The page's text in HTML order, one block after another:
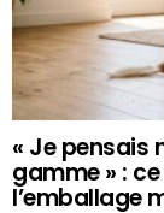
« Je pensais
gamme » :
l’emballage